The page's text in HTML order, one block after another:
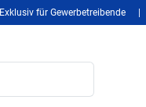
Exklusiv für Gewerbetreibende